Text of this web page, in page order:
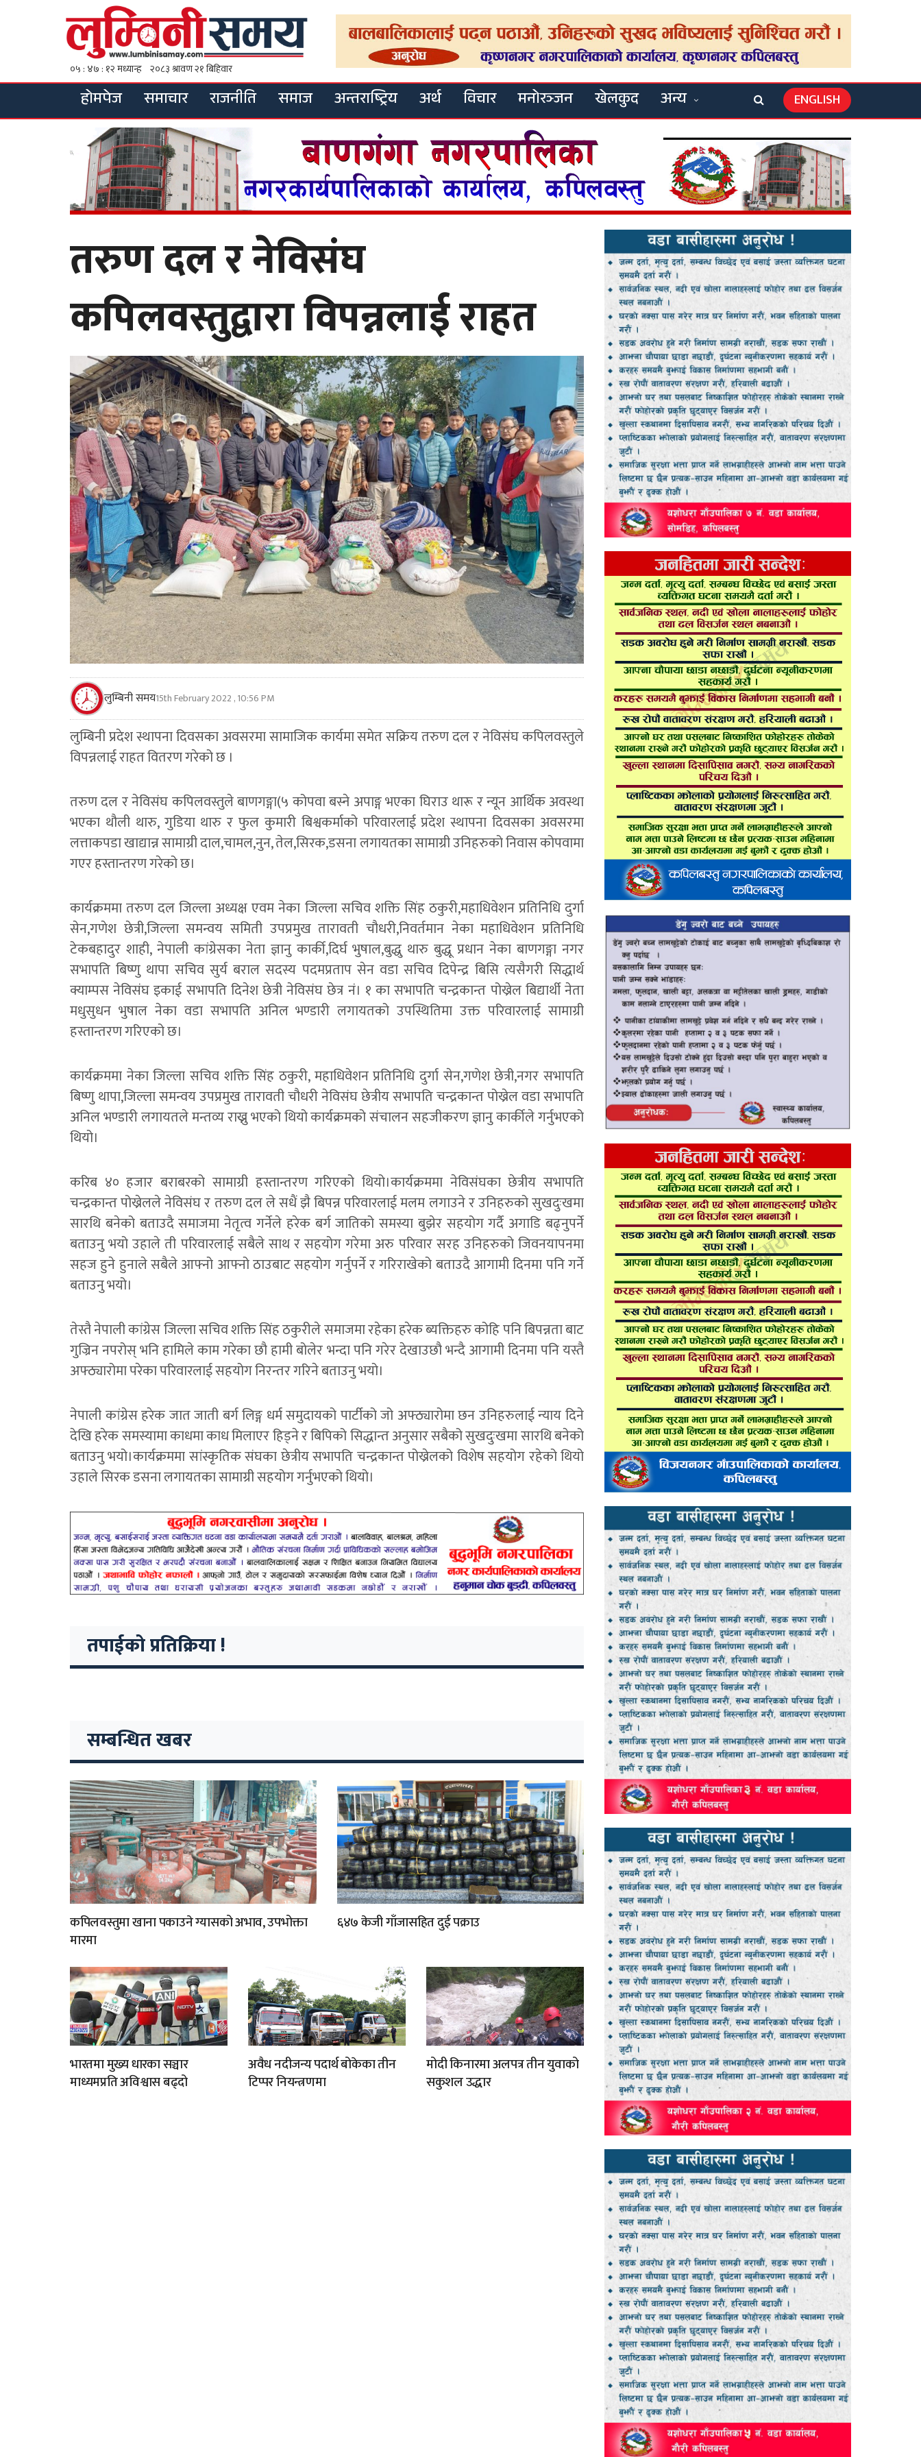
होमपेज समाचार राजनीति समाज अन्तराष्ट्रिय अर्थ विचार मनोरञ्जन खेलकुद अन्य ENGLISH
तरुण दल र नेविसंघ
कपिलवस्तुद्वारा विपन्नलाई राहत
लुम्बिनी समय15th February 2022 , 10:56 PM
लुम्बिनी प्रदेश स्थापना दिवसका अवसरमा सामाजिक कार्यमा समेत सक्रिय तरुण दल र नेविसंघ कपिलवस्तुले
विपन्नलाई राहत वितरण गरेको छ ।
तरुण दल र नेविसंघ कपिलवस्तुले बाणगङ्गा(५ कोपवा बस्ने अपाङ्ग भएका घिराउ थारू र न्यून आर्थिक अवस्था
भएका थौली थारु, गुडिया थारु र फुल कुमारी बिश्वकर्माको परिवारलाई प्रदेश स्थापना दिवसका अवसरमा
लत्ताकपडा खाद्यान्न सामाग्री दाल,चामल,नुन, तेल,सिरक,डसना लगायतका सामाग्री उनिहरुको निवास कोपवामा
गएर हस्तान्तरण गरेको छ।
कार्यक्रममा तरुण दल जिल्ला अध्यक्ष एवम नेका जिल्ला सचिव शक्ति सिंह ठकुरी,महाधिवेशन प्रतिनिधि दुर्गा
सेन,गणेश छेत्री,जिल्ला समन्वय समिती उपप्रमुख तारावती चौधरी,निवर्तमान नेका महाधिवेशन प्रतिनिधि
टेकबहादुर शाही, नेपाली कांग्रेसका नेता ज्ञानु कार्की,दिर्घ भुषाल,बुद्धु थारु बुद्धू प्रधान नेका बाणगङ्गा नगर
सभापति बिष्णु थापा सचिव सुर्य बराल सदस्य पदमप्रताप सेन वडा सचिव दिपेन्द्र बिसि त्यसैगरी सिद्धार्थ
क्याम्पस नेविसंघ इकाई सभापति दिनेश छेत्री नेविसंघ छेत्र नं। १ का सभापति चन्द्रकान्त पोख्रेल बिद्यार्थी नेता
मधुसुधन भुषाल नेका वडा सभापति अनिल भण्डारी लगायतको उपस्थितिमा उक्त परिवारलाई सामाग्री
हस्तान्तरण गरिएको छ।
कार्यक्रममा नेका जिल्ला सचिव शक्ति सिंह ठकुरी, महाधिवेशन प्रतिनिधि दुर्गा सेन,गणेश छेत्री,नगर सभापति
बिष्णु थापा,जिल्ला समन्वय उपप्रमुख तारावती चौधरी नेविसंघ छेत्रीय सभापति चन्द्रकान्त पोख्रेल वडा सभापति
अनिल भण्डारी लगायतले मन्तव्य राख्नु भएको थियो कार्यक्रमको संचालन सहजीकरण ज्ञानु कार्कीले गर्नुभएको
थियो।
करिब ४० हजार बराबरको सामाग्री हस्तान्तरण गरिएको थियो।कार्यक्रममा नेविसंघका छेत्रीय सभापति
चन्द्रकान्त पोख्रेलले नेविसंघ र तरुण दल ले सधैं झै बिपन्न परिवारलाई मलम लगाउने र उनिहरुको सुखदुःखमा
सारथि बनेको बताउदै समाजमा नेतृत्व गर्नेले हरेक बर्ग जातिको समस्या बुझेर सहयोग गर्दै अगाडि बढ्नुपर्ने
बताउनु भयो उहाले ती परिवारलाई सबैले साथ र सहयोग गरेमा अरु परिवार सरह उनिहरुको जिवनयापनमा
सहज हुने हुनाले सबैले आफ्नो आफ्नो ठाउबाट सहयोग गर्नुपर्ने र गरिराखेको बताउदै आगामी दिनमा पनि गर्ने
बताउनु भयो।
तेस्तै नेपाली कांग्रेस जिल्ला सचिव शक्ति सिंह ठकुरीले समाजमा रहेका हरेक ब्यक्तिहरु कोहि पनि बिपन्नता बाट
गुज्रिन नपरोस् भनि हामिले काम गरेका छौ हामी बोलेर भन्दा पनि गरेर देखाउछौ भन्दै आगामी दिनमा पनि यस्तै
अफ्ठ्यारोमा परेका परिवारलाई सहयोग निरन्तर गरिने बताउनु भयो।
नेपाली कांग्रेस हरेक जात जाती बर्ग लिङ्ग धर्म समुदायको पार्टीको जो अफ्ठ्यारोमा छन उनिहरुलाई न्याय दिने
देखि हरेक समस्यामा काधमा काध मिलाएर हिड्ने र बिपिको सिद्धान्त अनुसार सबैको सुखदुःखमा सारथि बनेको
बताउनु भयो।कार्यक्रममा सांस्कृतिक संघका छेत्रीय सभापति चन्द्रकान्त पोख्रेलको विशेष सहयोग रहेको थियो
उहाले सिरक डसना लगायतका सामाग्री सहयोग गर्नुभएको थियो।
तपाईको प्रतिक्रिया !
सम्बन्धित खबर
कपिलवस्तुमा खाना पकाउने ग्यासको अभाव, उपभोक्ता
मारमा
६४७ केजी गाँजासहित दुई पक्राउ
भारतमा मुख्य धारका सञ्चार
माध्यमप्रति अविश्वास बढ्दो
अवैध नदीजन्य पदार्थ बोकेका तीन
टिप्पर नियन्त्रणमा
मोदी किनारमा अलपत्र तीन युवाको
सकुशल उद्धार